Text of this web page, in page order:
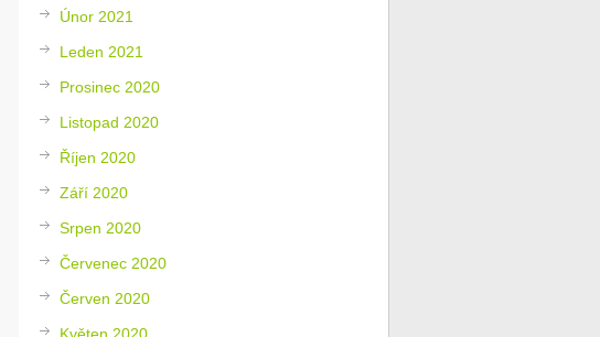
Únor 2021
Leden 2021
Prosinec 2020
Listopad 2020
Říjen 2020
Září 2020
Srpen 2020
Červenec 2020
Červen 2020